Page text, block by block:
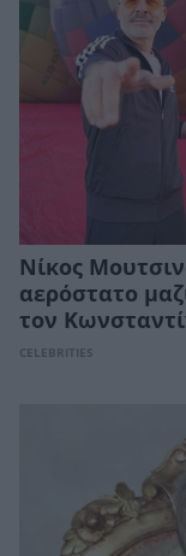
Νίκος
αερόστατο
τον
CELEBRITIES